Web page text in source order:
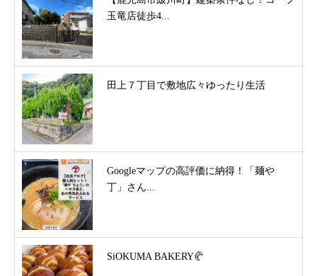
玉竜店徒歩4...
田上７丁目で敷地広々ゆったり生活
Googleマップの高評価に納得！「麺や
丁」さん...
SiOKUMA BAKERY🥐